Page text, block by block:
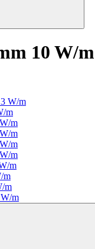
10 W/m
W/m
m
m
m
m
m
m
m
m
m